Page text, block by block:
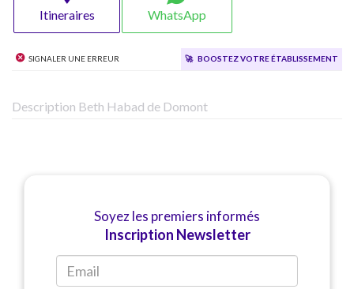
Itineraires WhatsApp
Signaler une erreur 🚀 Boostez votre établissement
Description Beth Habad de Domont
Soyez les premiers informés
Inscription Newsletter